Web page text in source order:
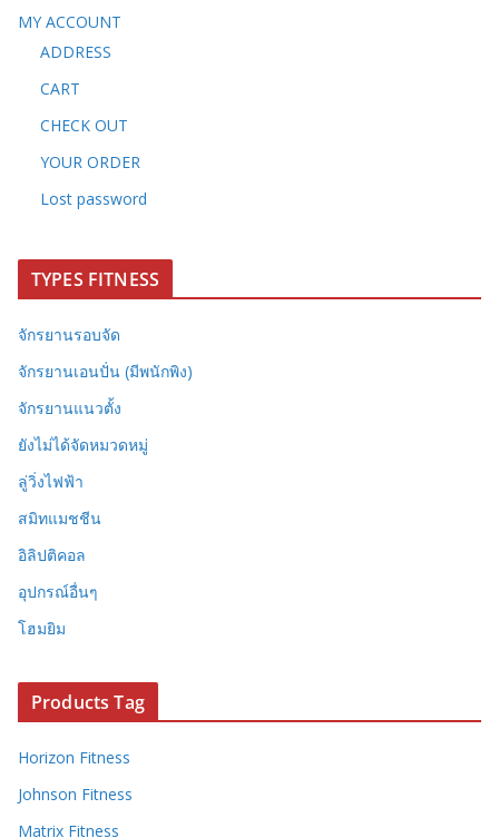
MY ACCOUNT
ADDRESS
CART
CHECK OUT
YOUR ORDER
Lost password
TYPES FITNESS
จักรยานรอบจัด
จักรยานเอนปั่น (มีพนักพิง)
จักรยานแนวตั้ง
ยังไม่ได้จัดหมวดหมู่
ลู่วิ่งไฟฟ้า
สมิทแมชชีน
อิลิปติคอล
อุปกรณ์อื่นๆ
โฮมยิม
Products Tag
Horizon Fitness
Johnson Fitness
Matrix Fitness